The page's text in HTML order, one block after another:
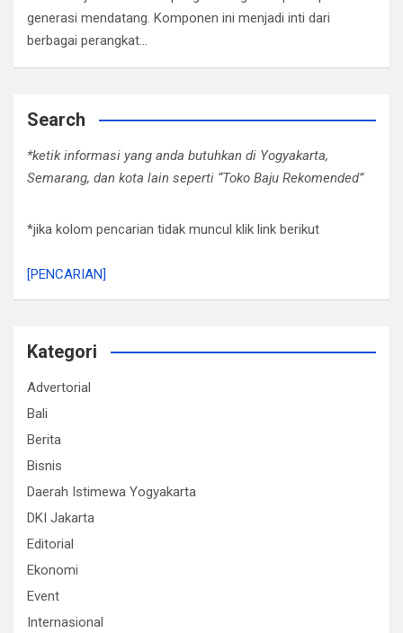
generasi mendatang. Komponen ini menjadi inti dari
berbagai perangkat…
Search
*ketik informasi yang anda butuhkan di Yogyakarta,
Semarang, dan kota lain seperti “Toko Baju Rekomended”
*jika kolom pencarian tidak muncul klik link berikut
[PENCARIAN]
Kategori
Advertorial
Bali
Berita
Bisnis
Daerah Istimewa Yogyakarta
DKI Jakarta
Editorial
Ekonomi
Event
Internasional